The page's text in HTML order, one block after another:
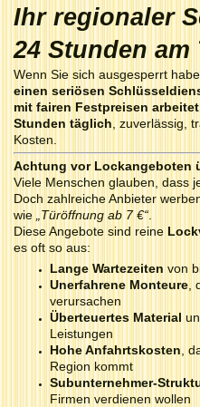
Ihr regionaler
24 Stunden am
Wenn Sie sich ausgesperrt
einen seriösen
mit fairen Festpreisen arbeitet
Stunden täglich, zuverlässig,
Kosten.
Achtung vor Lockangeboten
Viele Menschen glauben, dass
Doch zahlreiche Anbieter
wie „Türöffnung ab 7 €“.
Diese Angebote sind reine
es oft so aus:
Lange Wartezeiten von
Unerfahrene Monteure
verursachen
Überteuertes Material
Leistungen
Hohe Anfahrtskosten ,
Region kommt
Subunternehmer-
Firmen verdienen wollen